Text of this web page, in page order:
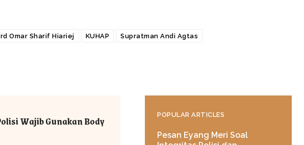
Omar Sharif Hiariej KUHAP Supratman Andi Agtas
Wajib Gunakan Body POPULAR ARTICLES
Pesan Eyang Meri Soal